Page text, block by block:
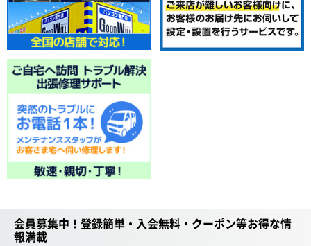
会員募集中！登録簡単・入会無料・クーポン等お得な情
報満載